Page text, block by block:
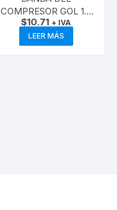
COMPRESOR GOL 1.6
CFZA 3PK 796
ELASTICA
$10.71 + IVA
LEER MÁS